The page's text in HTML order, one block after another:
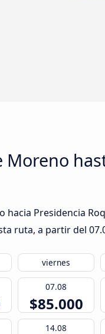
Presidencia
ruta, a partir del
viernes
07.08
$85.000
14.08